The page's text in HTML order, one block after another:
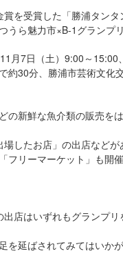
を受賞した「勝浦タン
うら魅力市×B-1グランプ
月7日（土）9:00～15:00、
約30分、勝浦市芸術文化
の新鮮な魚介類の販売を
場したお店」の出店などが
フリーマーケット」も開
店はいずれもグランプ
を延ばされてみてはいか